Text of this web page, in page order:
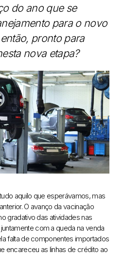
do ano que se
para o novo
pronto para
nova etapa?
aquilo que esperávamos, mas
O avanço da vacinação
gradativo das atividades nas
com a queda na venda
falta de componentes importados
encareceu as linhas de crédito ao